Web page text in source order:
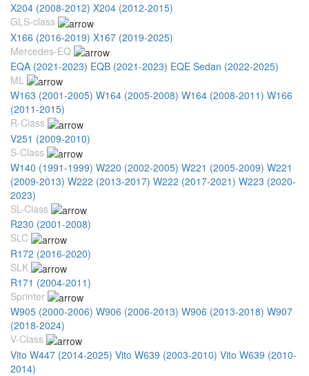
X204 (2008-2012) X204 (2012-2015)
GLS-class
X166 (2016-2019) X167 (2019-2025)
Mercedes-EQ
EQA (2021-2023) EQB (2021-2023) EQE Sedan (2022-2025)
ML
W163 (2001-2005) W164 (2005-2008) W164 (2008-2011) W166
(2011-2015)
R-Class
V251 (2009-2010)
S-Class
W140 (1991-1999) W220 (2002-2005) W221 (2005-2009) W221
(2009-2013) W222 (2013-2017) W222 (2017-2021) W223 (2020-
2023)
SL-Class
R230 (2001-2008)
SLC
R172 (2016-2020)
SLK
R171 (2004-2011)
Sprinter
W905 (2000-2006) W906 (2006-2013) W906 (2013-2018) W907
(2018-2024)
V-Class
Vito W447 (2014-2025) Vito W639 (2003-2010) Vito W639 (2010-
2014)